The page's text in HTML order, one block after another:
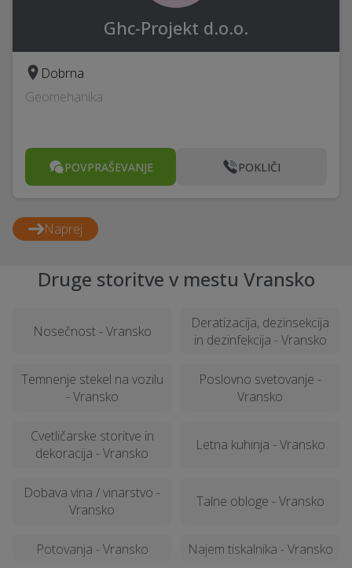
Ghc-Projekt d.o.o.
Dobrna
Geomehanika
POVPRAŠEVANJE POKLIČI
Naprej
Druge storitve v mestu Vransko
Nosečnost - Vransko
Deratizacija, dezinsekcija
in dezinfekcija - Vransko
Temnenje stekel na vozilu
- Vransko
Poslovno svetovanje -
Vransko
Cvetličarske storitve in
dekoracija - Vransko
Letna kuhinja - Vransko
Dobava vina / vinarstvo -
Vransko
Talne obloge - Vransko
Potovanja - Vransko Najem tiskalnika - Vransko